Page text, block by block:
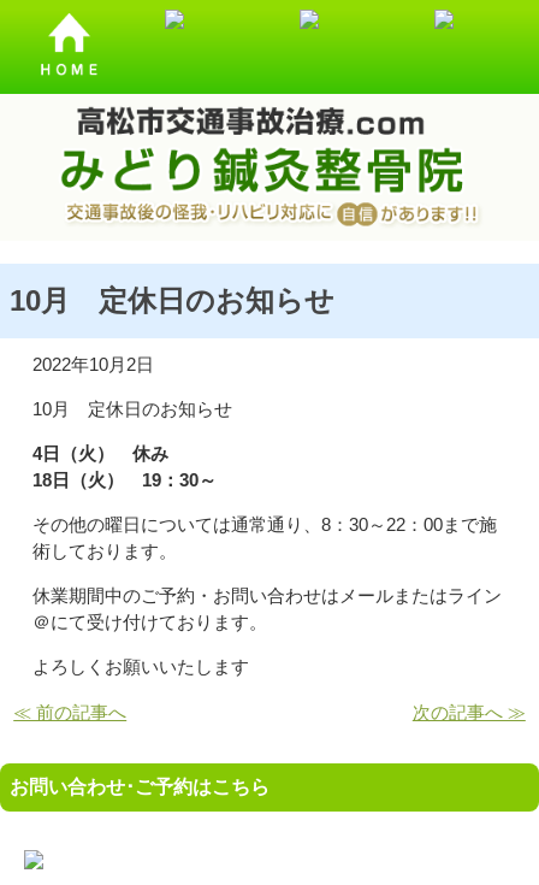
交通事故・むち打ち施術を受けるなら、高松むち打ち.comに
ご相談ください！
10月 定休日のお知らせ
2022年10月2日
10月 定休日のお知らせ
4日（火） 休み
18日（火） 19：30～
その他の曜日については通常通り、8：30～22：00まで施
術しております。
休業期間中のご予約・お問い合わせはメールまたはライン
＠にて受け付けております。
よろしくお願いいたします
≪ 前の記事へ 次の記事へ ≫
お問い合わせ･ご予約はこちら